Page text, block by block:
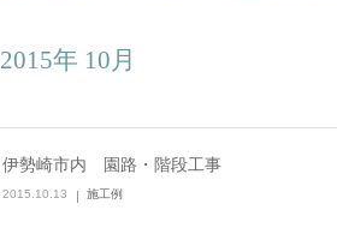
2015年 10月
伊勢崎市内 園路・階段工事
2015.10.13 施工例